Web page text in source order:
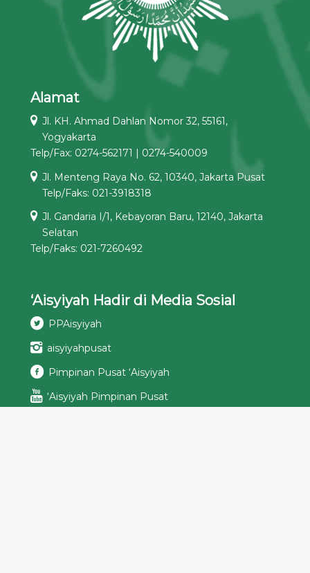
Alamat
Jl. KH. Ahmad Dahlan Nomor 32, 55161,
Yogyakarta
Telp/Fax: 0274-562171 | 0274-540009
Jl. Menteng Raya No. 62, 10340, Jakarta Pusat
Telp/Faks: 021-3918318
Jl. Gandaria I/1, Kebayoran Baru, 12140, Jakarta
Selatan
Telp/Faks: 021-7260492
‘Aisyiyah Hadir di Media Sosial
PPAisyiyah
aisyiyahpusat
Pimpinan Pusat ‘Aisyiyah
‘Aisyiyah Pimpinan Pusat